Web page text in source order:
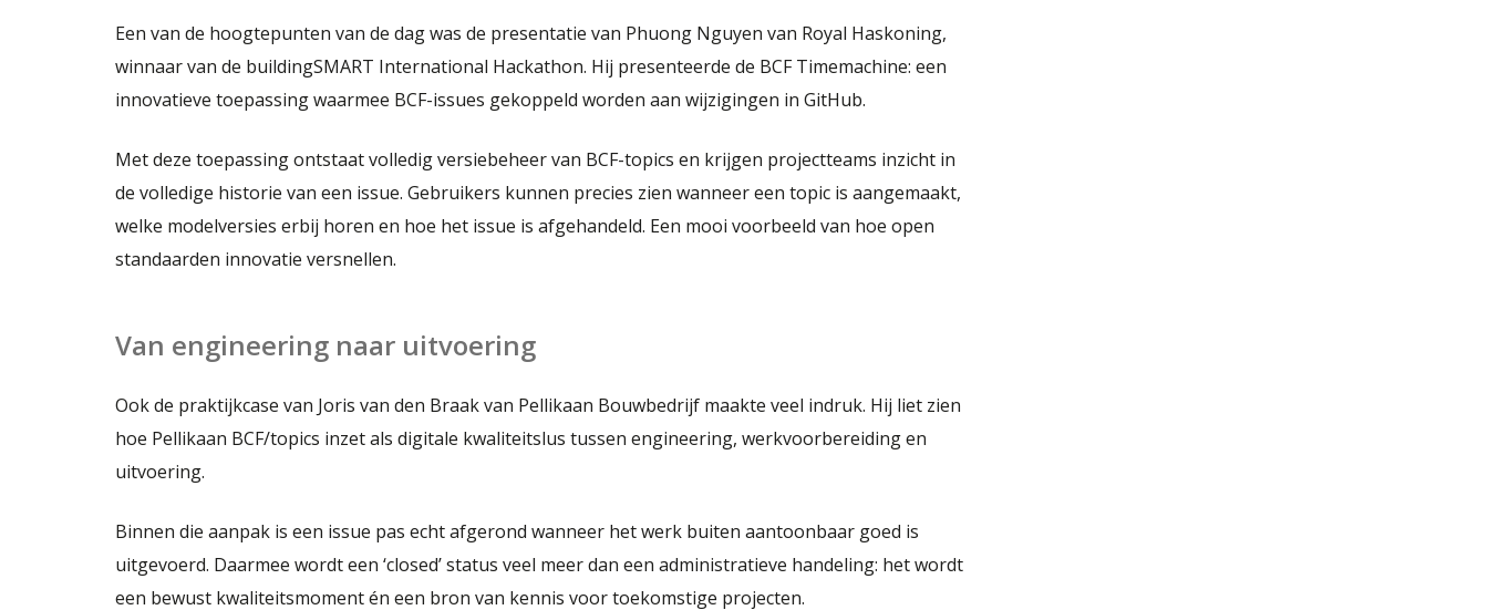
Een van de hoogtepunten van de dag was de presentatie van Phuong Nguyen van Royal Haskoning,
winnaar van de buildingSMART International Hackathon. Hij presenteerde de BCF Timemachine: een
innovatieve toepassing waarmee BCF-issues gekoppeld worden aan wijzigingen in GitHub.
Met deze toepassing ontstaat volledig versiebeheer van BCF-topics en krijgen projectteams inzicht in
de volledige historie van een issue. Gebruikers kunnen precies zien wanneer een topic is aangemaakt,
welke modelversies erbij horen en hoe het issue is afgehandeld. Een mooi voorbeeld van hoe open
standaarden innovatie versnellen.
Van engineering naar uitvoering
Ook de praktijkcase van Joris van den Braak van Pellikaan Bouwbedrijf maakte veel indruk. Hij liet zien
hoe Pellikaan BCF/topics inzet als digitale kwaliteitslus tussen engineering, werkvoorbereiding en
uitvoering.
Binnen die aanpak is een issue pas echt afgerond wanneer het werk buiten aantoonbaar goed is
uitgevoerd. Daarmee wordt een ‘closed’ status veel meer dan een administratieve handeling: het wordt
een bewust kwaliteitsmoment én een bron van kennis voor toekomstige projecten.